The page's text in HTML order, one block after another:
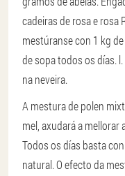
cadeiras de rosa e rosa
mestúranse con 1 kg
de sopa todos os días.
na neveira.
A mestura de polen
mel, axudará a mellorar
Todos os días basta
natural. O efecto da